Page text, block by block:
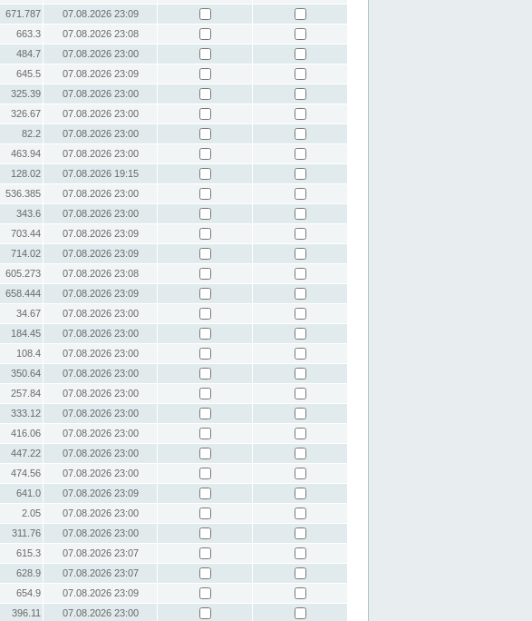
671.787
07.08.2026 23:09
663.3
07.08.2026 23:08
484.7
07.08.2026 23:00
645.5
07.08.2026 23:09
325.39
07.08.2026 23:00
326.67
07.08.2026 23:00
82.2
07.08.2026 23:00
463.94
07.08.2026 23:00
128.02
07.08.2026 19:15
536.385
07.08.2026 23:00
343.6
07.08.2026 23:00
703.44
07.08.2026 23:09
714.02
07.08.2026 23:09
605.273
07.08.2026 23:08
658.444
07.08.2026 23:09
34.67
07.08.2026 23:00
184.45
07.08.2026 23:00
108.4
07.08.2026 23:00
350.64
07.08.2026 23:00
257.84
07.08.2026 23:00
333.12
07.08.2026 23:00
416.06
07.08.2026 23:00
447.22
07.08.2026 23:00
474.56
07.08.2026 23:00
641.0
07.08.2026 23:09
2.05
07.08.2026 23:00
311.76
07.08.2026 23:00
615.3
07.08.2026 23:07
628.9
07.08.2026 23:07
654.9
07.08.2026 23:09
396.11 07.08.2026 23:00